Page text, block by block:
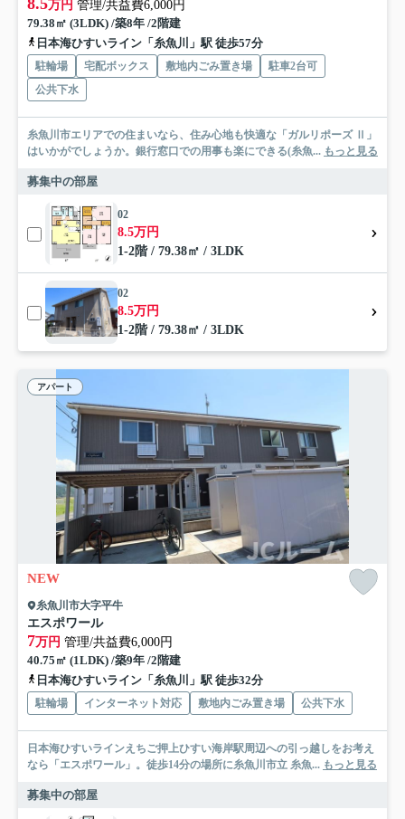
8.5万円 管理/共益費6,000円
79.38㎡ (3LDK) /築8年 /2階建
日本海ひすいライン「糸魚川」駅 徒歩57分
駐輪場 宅配ボックス 敷地内ごみ置き場
駐車2台可
公共下水
糸魚川市エリアでの住まいなら、住み心地も快適な「ガルリポーズ Ⅱ」
はいかがでしょうか。銀行窓口での用事も楽にできる(糸魚... もっと見る
募集中の部屋
02
8.5万円
1-2階 / 79.38㎡ / 3LDK
02
8.5万円
1-2階 / 79.38㎡ / 3LDK
アパート
NEW
糸魚川市大字平牛
エスポワール
7万円 管理/共益費6,000円
40.75㎡ (1LDK) /築9年 /2階建
日本海ひすいライン「糸魚川」駅 徒歩32分
駐輪場 インターネット対応 敷地内ごみ置き場 公共下水
日本海ひすいラインえちご押上ひすい海岸駅周辺への引っ越しをお考え
なら「エスポワール」。徒歩14分の場所に糸魚川市立 糸魚... もっと見る
募集中の部屋